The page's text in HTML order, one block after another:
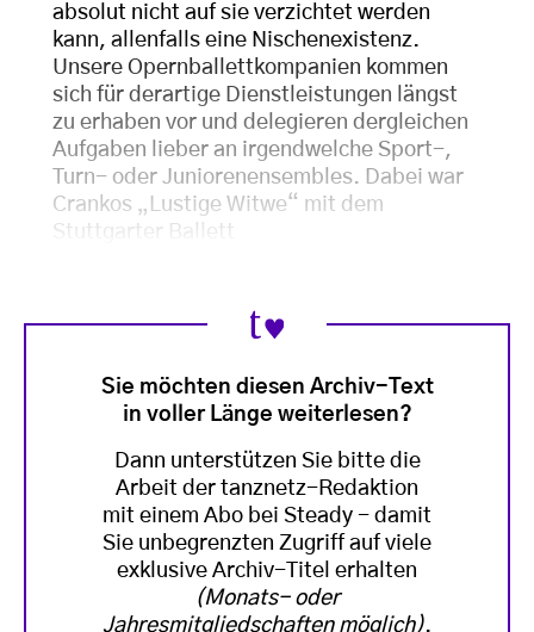
absolut nicht auf sie verzichtet werden
kann, allenfalls eine Nischenexistenz.
Unsere Opernballettkompanien kommen
sich für derartige Dienstleistungen längst
zu erhaben vor und delegieren dergleichen
Aufgaben lieber an irgendwelche Sport-,
Turn- oder Juniorenensembles. Dabei war
Crankos „Lustige Witwe“ mit dem
Stuttgarter Ballett
Sie möchten diesen Archiv-Text
in voller Länge weiterlesen?
Dann unterstützen Sie bitte die
Arbeit der tanznetz-Redaktion
mit einem Abo bei Steady - damit
Sie unbegrenzten Zugriff auf viele
exklusive Archiv-Titel erhalten
(Monats- oder
Jahresmitgliedschaften möglich).